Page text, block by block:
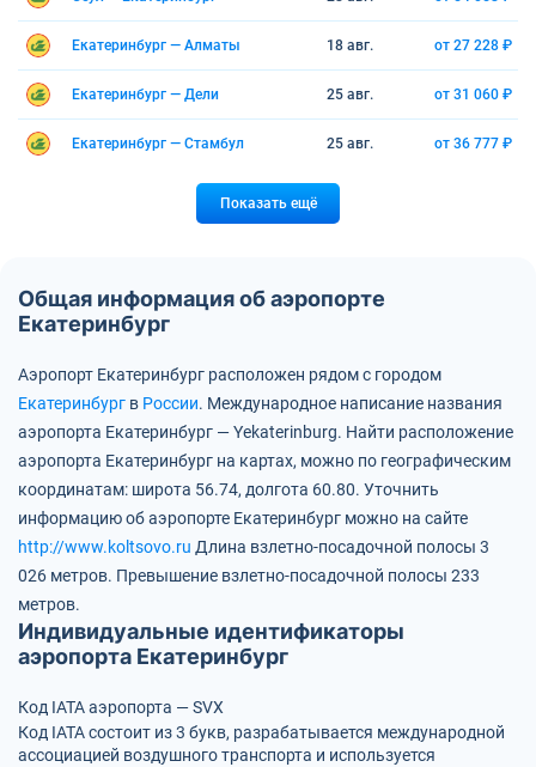
Екатеринбург — Алматы 18 авг. от 27 228 ₽
Екатеринбург — Дели 25 авг. от 31 060 ₽
Екатеринбург — Стамбул 25 авг. от 36 777 ₽
Показать ещё
Общая информация об аэропорте
Екатеринбург
Аэропорт Екатеринбург расположен рядом с городом
Екатеринбург в России. Международное написание названия
аэропорта Екатеринбург — Yekaterinburg. Найти расположение
аэропорта Екатеринбург на картах, можно по географическим
координатам: широта 56.74, долгота 60.80. Уточнить
информацию об аэропорте Екатеринбург можно на сайте
http://www.koltsovo.ru Длина взлетно-посадочной полосы 3
026 метров. Превышение взлетно-посадочной полосы 233
метров.
Индивидуальные идентификаторы
аэропорта Екатеринбург
Код IATA аэропорта — SVX
Код IATA состоит из 3 букв, разрабатывается международной
ассоциацией воздушного транспорта и используется